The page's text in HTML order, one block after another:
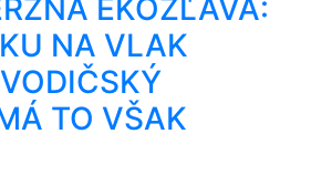
EKOZĽAVA:
NA VLAK
TO VŠAK